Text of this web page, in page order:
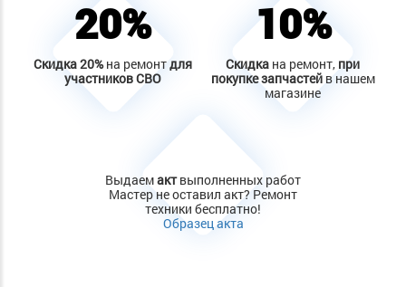
20%
Скидка20%на ремонтдля
участников СВО
10%
Скидка на ремонт, при
покупке запчастейв нашем
магазине
Выдаемактвыполненных работ
Мастер не оставил акт? Ремонт
техники бесплатно!
Образец акта